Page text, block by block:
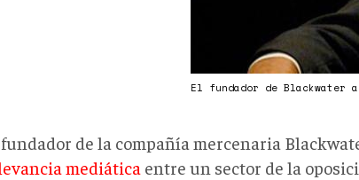
El fundador de Blackwater
de la compañía mercenaria
mediática entre un sector de la